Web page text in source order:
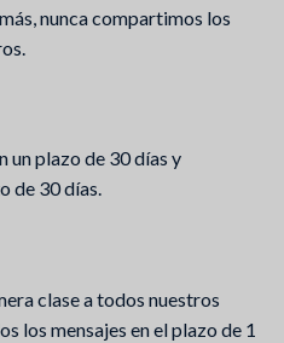
nunca compartimos los
un plazo de 30 días y
de 30 días.
clase a todos nuestros
los mensajes en el plazo de 1